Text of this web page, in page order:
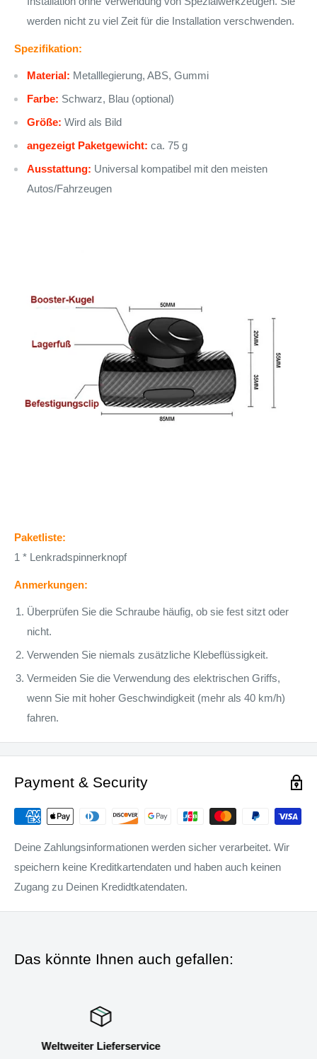
werden nicht zu viel Zeit für die Installation verschwenden.
Spezifikation:
Material: Metalllegierung, ABS, Gummi
Farbe: Schwarz, Blau (optional)
Größe: Wird als Bild
angezeigt Paketgewicht: ca. 75 g
Ausstattung: Universal kompatibel mit den meisten
Autos/Fahrzeugen
Paketliste:
1 * Lenkradspinnerknopf
Anmerkungen:
Überprüfen Sie die Schraube häufig, ob sie fest sitzt oder
nicht.
Verwenden Sie niemals zusätzliche Klebeflüssigkeit.
Vermeiden Sie die Verwendung des elektrischen Griffs,
wenn Sie mit hoher Geschwindigkeit (mehr als 40 km/h)
fahren.
Payment & Security
Deine Zahlungsinformationen werden sicher verarbeitet. Wir
speichern keine Kreditkartendaten und haben auch keinen
Zugang zu Deinen Kredidtkatendaten.
Das könnte Ihnen auch gefallen:
Rückgabe-Garantie